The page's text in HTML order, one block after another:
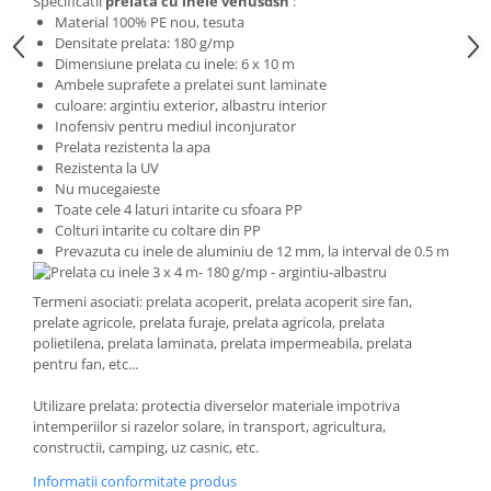
Grape
Cositori
Tocatoare agricole
Cultivatoare
Articole electrice
Prelungitoare
Sigurante electrice
Surse de iluminat
Plafoniere
Betoniere
Ciocane rotopercutoare
Plasa sarma galvanizata zincata
Plasa sarma rabit
Sarma moale neagra pentru fierari
Material 100% PE nou, tesuta
Densitate prelata: 180 g/mp
Dimensiune prelata cu inele: 6 x 10 m
Ambele suprafete a prelatei sunt laminate
culoare: argintiu exterior, albastru interior
Inofensiv pentru mediul inconjurator
Prelata rezistenta la apa
Rezistenta la UV
Nu mucegaieste
Toate cele 4 laturi intarite cu sfoara PP
Colturi intarite cu coltare din PP
Prevazuta cu inele de aluminiu de 12 mm, la interval de 0.5 m
Termeni asociati: prelata acoperit, prelata acoperit sire fan,
prelate agricole, prelata furaje, prelata agricola, prelata
polietilena, prelata laminata, prelata impermeabila, prelata
pentru fan, etc...
Utilizare prelata: protectia diverselor materiale impotriva
intemperiilor si razelor solare, in transport, agricultura,
constructii, camping, uz casnic, etc.
Informatii conformitate produs